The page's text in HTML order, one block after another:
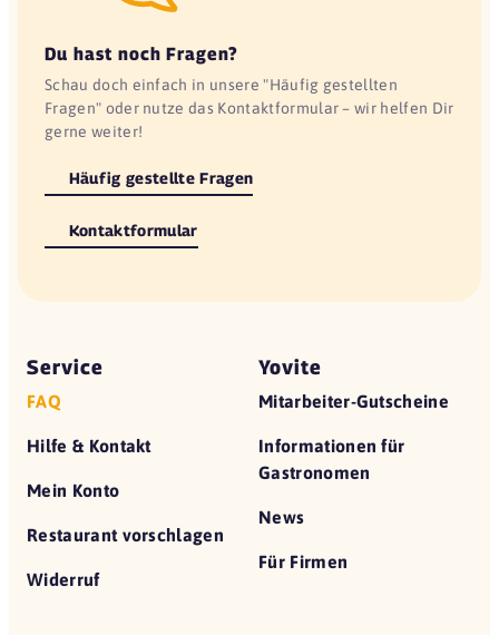
Du hast noch Fragen?
Schau doch einfach in unsere "Häufig gestellten
Fragen" oder nutze das Kontaktformular – wir helfen Dir
gerne weiter!
Häufig gestellte Fragen
Kontaktformular
Service
FAQ
Hilfe & Kontakt
Mein Konto
Restaurant vorschlagen
Widerruf
Yovite
Mitarbeiter-Gutscheine
Informationen für
Gastronomen
News
Für Firmen